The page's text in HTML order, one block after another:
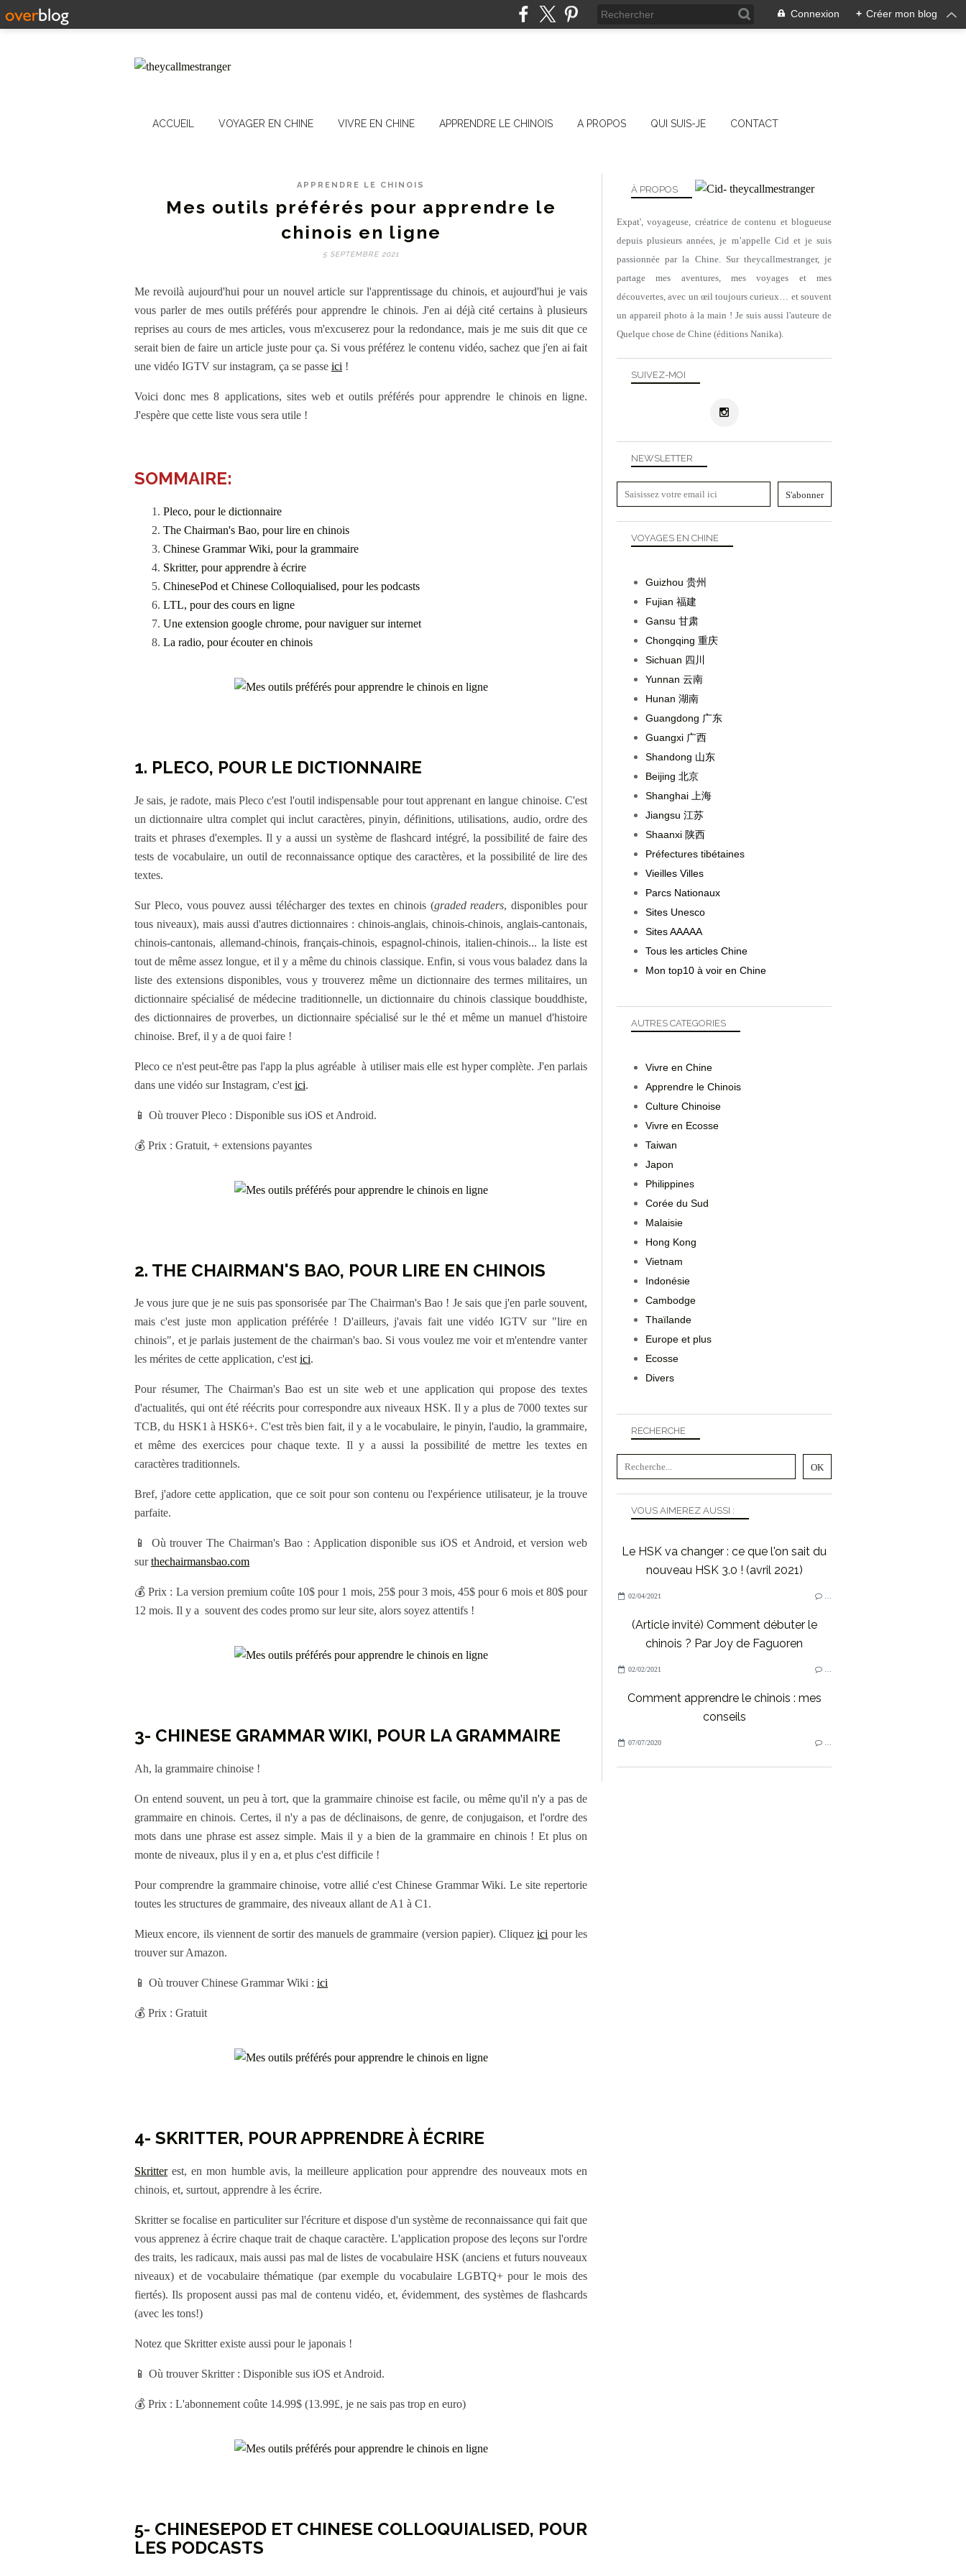
Connexion + Créer mon blog
ACCUEIL VOYAGER EN CHINE VIVRE EN CHINE APPRENDRE LE CHINOIS A PROPOS QUI SUIS-JE CONTACT
APPRENDRE LE CHINOIS
Mes outils préférés pour apprendre le
chinois en ligne
5 SEPTEMBRE 2021
Me revoilà aujourd'hui pour un nouvel article sur l'apprentissage du chinois, et aujourd'hui je vais
vous parler de mes outils préférés pour apprendre le chinois. J'en ai déjà cité certains à plusieurs
reprises au cours de mes articles, vous m'excuserez pour la redondance, mais je me suis dit que ce
serait bien de faire un article juste pour ça. Si vous préférez le contenu vidéo, sachez que j'en ai fait
une vidéo IGTV sur instagram, ça se passe ici !
Voici donc mes 8 applications, sites web et outils préférés pour apprendre le chinois en ligne.
J'espère que cette liste vous sera utile !
SOMMAIRE:
Pleco, pour le dictionnaire
The Chairman's Bao, pour lire en chinois
Chinese Grammar Wiki, pour la grammaire
Skritter, pour apprendre à écrire
ChinesePod et Chinese Colloquialised, pour les podcasts
LTL, pour des cours en ligne
Une extension google chrome, pour naviguer sur internet
La radio, pour écouter en chinois
1. PLECO, POUR LE DICTIONNAIRE
Je sais, je radote, mais Pleco c'est l'outil indispensable pour tout apprenant en langue chinoise. C'est
un dictionnaire ultra complet qui inclut caractères, pinyin, définitions, utilisations, audio, ordre des
traits et phrases d'exemples. Il y a aussi un système de flashcard intégré, la possibilité de faire des
tests de vocabulaire, un outil de reconnaissance optique des caractères, et la possibilité de lire des
textes.
Sur Pleco, vous pouvez aussi télécharger des textes en chinois (graded readers, disponibles pour
tous niveaux), mais aussi d'autres dictionnaires : chinois-anglais, chinois-chinois, anglais-cantonais,
chinois-cantonais, allemand-chinois, français-chinois, espagnol-chinois, italien-chinois... la liste est
tout de même assez longue, et il y a même du chinois classique. Enfin, si vous vous baladez dans la
liste des extensions disponibles, vous y trouverez même un dictionnaire des termes militaires, un
dictionnaire spécialisé de médecine traditionnelle, un dictionnaire du chinois classique bouddhiste,
des dictionnaires de proverbes, un dictionnaire spécialisé sur le thé et même un manuel d'histoire
chinoise. Bref, il y a de quoi faire !
Pleco ce n'est peut-être pas l'app la plus agréable à utiliser mais elle est hyper complète. J'en parlais
dans une vidéo sur Instagram, c'est ici.
📱 Où trouver Pleco : Disponible sus iOS et Android.
💰 Prix : Gratuit, + extensions payantes
2. THE CHAIRMAN'S BAO, POUR LIRE EN CHINOIS
Je vous jure que je ne suis pas sponsorisée par The Chairman's Bao ! Je sais que j'en parle souvent,
mais c'est juste mon application préférée ! D'ailleurs, j'avais fait une vidéo IGTV sur "lire en
chinois", et je parlais justement de the chairman's bao. Si vous voulez me voir et m'entendre vanter
les mérites de cette application, c'estici.
Pour résumer, The Chairman's Bao est un site web et une application qui propose des textes
d'actualités, qui ont été réécrits pour correspondre aux niveaux HSK. Il y a plus de 7000 textes sur
TCB, du HSK1 à HSK6+. C'est très bien fait, il y a le vocabulaire, le pinyin, l'audio, la grammaire,
et même des exercices pour chaque texte. Il y a aussi la possibilité de mettre les textes en
caractères traditionnels.
Bref, j'adore cette application, que ce soit pour son contenu ou l'expérience utilisateur, je la trouve
parfaite.
📱 Où trouver The Chairman's Bao : Application disponible sus iOS et Android, et version web
surthechairmansbao.com
💰 Prix : La version premium coûte 10$ pour 1 mois, 25$ pour 3 mois, 45$ pour 6 mois et 80$ pour
12 mois. Il y a souvent des codes promo sur leur site, alors soyez attentifs !
3- CHINESE GRAMMAR WIKI, POUR LA GRAMMAIRE
Ah, la grammaire chinoise !
On entend souvent, un peu à tort, que la grammaire chinoise est facile, ou même qu'il n'y a pas de
grammaire en chinois. Certes, il n'y a pas de déclinaisons, de genre, de conjugaison, et l'ordre des
mots dans une phrase est assez simple. Mais il y a bien de la grammaire en chinois ! Et plus on
monte de niveaux, plus il y en a, et plus c'est difficile !
Pour comprendre la grammaire chinoise, votre allié c'est Chinese Grammar Wiki. Le site repertorie
toutes les structures de grammaire, des niveaux allant de A1 à C1.
Mieux encore, ils viennent de sortir des manuels de grammaire (version papier). Cliquezici pour les
trouver sur Amazon.
📱 Où trouver Chinese Grammar Wiki : ici
💰 Prix : Gratuit
4- SKRITTER, POUR APPRENDRE À ÉCRIRE
Skritterest, en mon humble avis, la meilleure application pour apprendre des nouveaux mots en
chinois, et, surtout, apprendre à les écrire.
Skritter se focalise en particuliter sur l'écriture et dispose d'un système de reconnaissance qui fait que
vous apprenez à écrire chaque trait de chaque caractère. L'application propose des leçons sur l'ordre
des traits, les radicaux, mais aussi pas mal de listes de vocabulaire HSK (anciens et futurs nouveaux
niveaux) et de vocabulaire thématique (par exemple du vocabulaire LGBTQ+ pour le mois des
fiertés). Ils proposent aussi pas mal de contenu vidéo, et, évidemment, des systèmes de flashcards
(avec les tons!)
Notez que Skritter existe aussi pour le japonais !
📱 Où trouver Skritter : Disponible sus iOS et Android.
💰 Prix : L'abonnement coûte 14.99$ (13.99£, je ne sais pas trop en euro)
5- CHINESEPOD ET CHINESE COLLOQUIALISED, POUR
LES PODCASTS
NEWSLETTER
SUIVEZ-MOI
RECHERCHE
À PROPOS
Expat', voyageuse, créatrice de contenu et blogueuse
depuis plusieurs années, je m’appelle Cid et je suis
passionnée par la Chine. Sur theycallmestranger, je
partage mes aventures, mes voyages et mes
découvertes, avec un œil toujours curieux… et souvent
un appareil photo à la main ! Je suis aussi l'auteure de
Quelque chose de Chine (éditions Nanika).
VOUS AIMEREZ AUSSI :
Le HSK va changer : ce que l'on sait du
nouveau HSK 3.0 ! (avril 2021)
02/04/2021
(Article invité) Comment débuter le
chinois ? Par Joy de Faguoren
02/02/2021
Comment apprendre le chinois : mes
conseils
07/07/2020
VOYAGES EN CHINE
Guizhou 贵州
Fujian 福建
Gansu 甘肃
Chongqing 重庆
Sichuan 四川
Yunnan 云南
Hunan 湖南
Guangdong 广东
Guangxi 广西
Shandong 山东
Beijing 北京
Shanghai 上海
Jiangsu 江苏
Shaanxi 陕西
Préfectures tibétaines
Vieilles Villes
Parcs Nationaux
Sites Unesco
Sites AAAAA
Tous les articles Chine
Mon top10 à voir en Chine
AUTRES CATEGORIES
Vivre en Chine
Apprendre le Chinois
Culture Chinoise
Vivre en Ecosse
Taiwan
Japon
Philippines
Corée du Sud
Malaisie
Hong Kong
Vietnam
Indonésie
Cambodge
Thaïlande
Europe et plus
Ecosse
Divers